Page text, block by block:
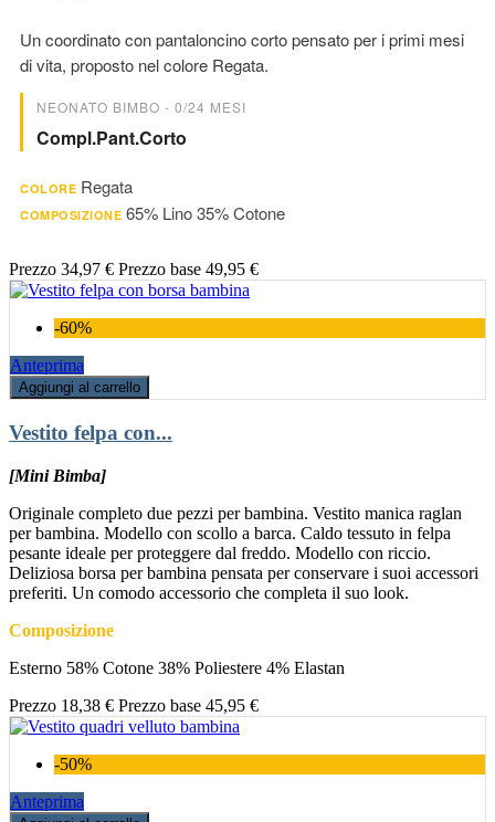
Un coordinato con pantaloncino corto pensato per i primi mesi
di vita, proposto nel colore Regata.
NEONATO BIMBO - 0/24 MESI
Compl.pant.corto
COLORE Regata
COMPOSIZIONE 65% Lino 35% Cotone
Prezzo 34,97 € Prezzo base 49,95 €
-60%
Anteprima
Aggiungi al carrello
Vestito felpa con...
[Mini Bimba]
Originale completo due pezzi per bambina. Vestito manica raglan
per bambina. Modello con scollo a barca. Caldo tessuto in felpa
pesante ideale per proteggere dal freddo. Modello con riccio.
Deliziosa borsa per bambina pensata per conservare i suoi accessori
preferiti. Un comodo accessorio che completa il suo look.
Composizione
Esterno 58% Cotone 38% Poliestere 4% Elastan
Prezzo 18,38 € Prezzo base 45,95 €
-50%
Anteprima